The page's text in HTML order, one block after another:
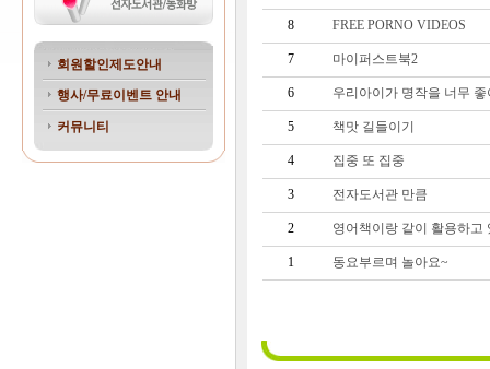
회원할인제도안내
행사/무료이벤트 안내
커뮤니티
8 FREE PORNO VIDEOS
7 마이퍼스트북2
6 우리아이가 명작을 너무
5 책맛 길들이기
4 집중 또 집중
3 전자도서관 만큼
2 영어책이랑 같이 활용하고
1 동요부르며 놀아요~